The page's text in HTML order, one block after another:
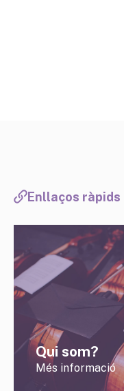
Enllaços ràpids
Qui som?
Més informació